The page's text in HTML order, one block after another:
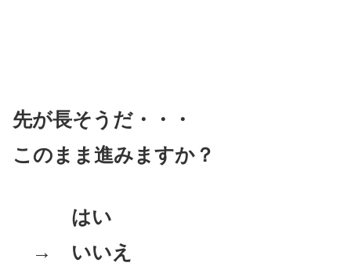
先が長そうだ・・・
このまま進みますか？
はい
→ いいえ